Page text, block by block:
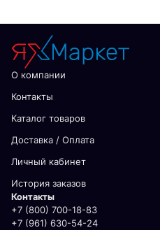
О компании
Контакты
Каталог товаров
Доставка / Оплата
Личный кабинет
История заказов
Контакты
+7 (800) 700-18-83
+7 (961) 630-54-24